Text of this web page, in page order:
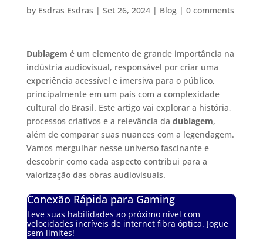
by Esdras Esdras | Set 26, 2024| Blog| 0 comments
Dublagem é um elemento de grande importância na
indústria audiovisual, responsável por criar uma
experiência acessível e imersiva para o público,
principalmente em um país com a complexidade
cultural do Brasil. Este artigo vai explorar a história,
processos criativos e a relevância da dublagem,
além de comparar suas nuances com a legendagem.
Vamos mergulhar nesse universo fascinante e
descobrir como cada aspecto contribui para a
valorização das obras audiovisuais.
Conexão Rápida para Gaming
Leve suas habilidades ao próximo nível com
velocidades incríveis de internet fibra óptica. Jogue
sem limites!